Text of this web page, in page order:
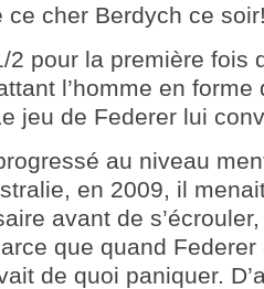
ce cher Berdych ce
2 pour la première fois
l’homme en
jeu de Federer lui
au niveau
en 2009, il
avant de
que quand
de quoi paniquer.